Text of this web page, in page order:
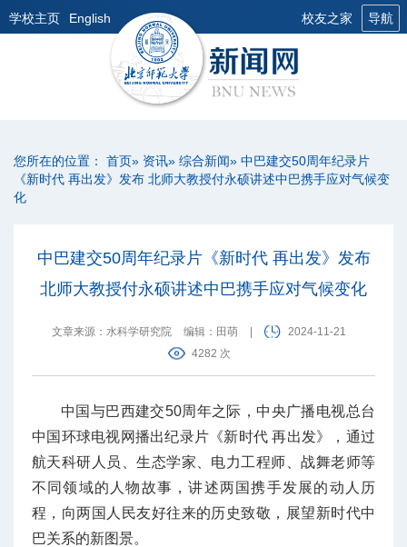
学校主页 English 校友之家 导航
您所在的位置： 首页» 资讯» 综合新闻» 中巴建交50周年纪录片
《新时代 再出发》发布 北师大教授付永硕讲述中巴携手应对气候变
化
中巴建交50周年纪录片《新时代 再出发》发布
北师大教授付永硕讲述中巴携手应对气候变化
文章来源：水科学研究院 编辑：田萌
2024-11-21
4282 次
中国与巴西建交50周年之际，中央广播电视总台
中国环球电视网播出纪录片《新时代 再出发》，通过
航天科研人员、生态学家、电力工程师、战舞老师等
不同领域的人物故事，讲述两国携手发展的动人历
程，向两国人民友好往来的历史致敬，展望新时代中
巴关系的新图景。